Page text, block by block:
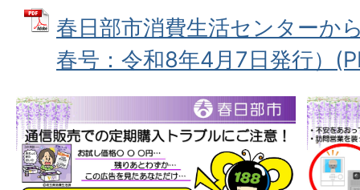
春日部市消費生活センターか
春号：令和8年4月7日発行）